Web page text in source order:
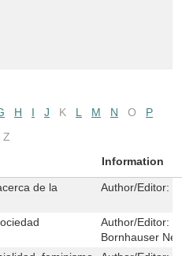
H I J K L M N O
P
Z
Information
de la
Author/Editor:
Author/Editor:
Bornhauser